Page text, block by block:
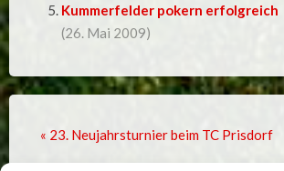
Kummerfelder pokern erfolgreich
(26. Mai 2009)
« 23. Neujahrsturnier beim TC Prisdorf